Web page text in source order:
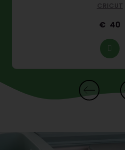
CRICUT
40